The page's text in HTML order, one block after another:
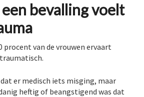
bevalling voelt
procent van de vrouwen ervaart
er medisch iets misging, maar
heftig of beangstigend was dat